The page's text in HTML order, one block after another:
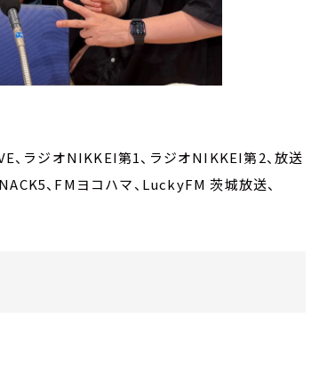
、ラジオNIKKEI第1、ラジオNIKKEI第2、放送
、FMヨコハマ、LuckyFM 茨城放送、